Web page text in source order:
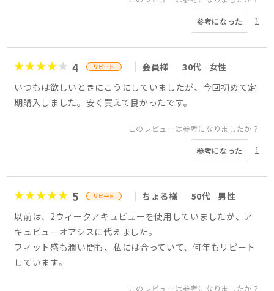
参考になった 1
4 会員様 30代
女性
いつもは欲しいときにこうにしていましたが、今回初めて定
期購入しました。安く買えて良かったです。
このレビューは参考になりましたか？
参考になった 1
5 ちょる様 50代
男性
以前は、2ウィークアキュビューを使用していましたが、ア
キュビューオアシスに代えました。
フィット感も潤い間も、私には合っていて、何年もリピート
しています。
このレビューは参考になりましたか？